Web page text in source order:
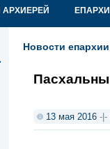
Новости епархии
13 мая 2016 -|-